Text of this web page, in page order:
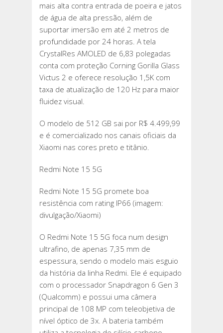
mais alta contra entrada de poeira e jatos
de água de alta pressão, além de
suportar imersão em até 2 metros de
profundidade por 24 horas. A tela
CrystalRes AMOLED de 6,83 polegadas
conta com proteção Corning Gorilla Glass
Victus 2 e oferece resolução 1,5K com
taxa de atualização de 120 Hz para maior
fluidez visual.
O modelo de 512 GB sai por R$ 4.499,99
e é comercializado nos canais oficiais da
Xiaomi nas cores preto e titânio.
Redmi Note 15 5G
Redmi Note 15 5G promete boa
resistência com rating IP66 (imagem:
divulgação/Xiaomi)
O Redmi Note 15 5G foca num design
ultrafino, de apenas 7,35 mm de
espessura, sendo o modelo mais esguio
da história da linha Redmi. Ele é equipado
com o processador Snapdragon 6 Gen 3
(Qualcomm) e possui uma câmera
principal de 108 MP com teleobjetiva de
nível óptico de 3x. A bateria também